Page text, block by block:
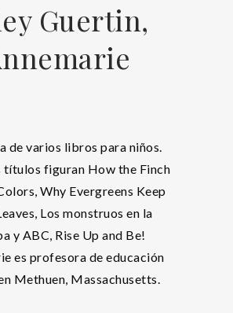
Guertin,
de varios libros para niños.
títulos figuran How the Finch
Why Evergreens Keep
Los monstruos en la
y ABC, Rise Up and Be!
es profesora de educación
Methuen, Massachusetts.